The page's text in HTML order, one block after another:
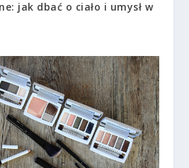
jak dbać o ciało i umysł w